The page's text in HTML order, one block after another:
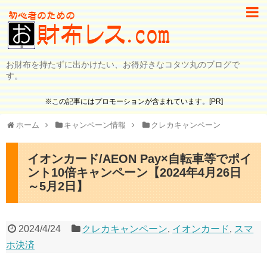
お財布を持たずに出かけたい、お得好きなコタツ丸のブログで
す。
※この記事にはプロモーションが含まれています。[PR]
ホーム キャンペーン情報 クレカキャンペーン
イオンカード/AEON Pay×自転車等でポイ
ント10倍キャンペーン【2024年4月26日
～5月2日】
2024/4/24 クレカキャンペーン, イオンカード, スマ
ホ決済